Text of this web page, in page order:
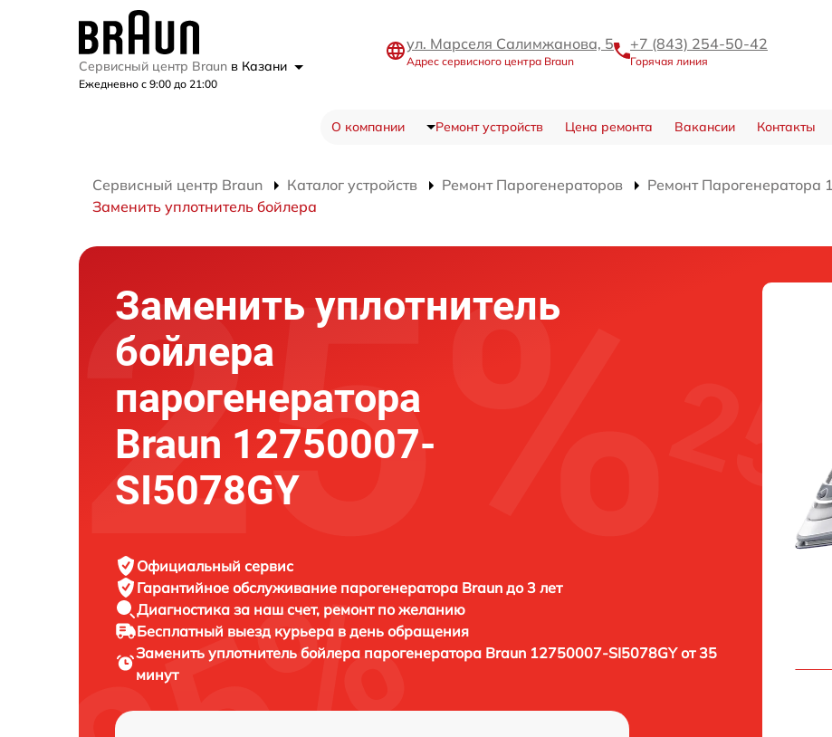
Сервисный центр Braun в Казани
Ежедневно с 9:00 до 21:00
ул. Марселя Салимжанова, 5
Адрес сервисного центра Braun
+7 (843) 254-50-42
Горячая линия
О компании Ремонт устройств Цена ремонта Вакансии Контакты
Сервисный центр Braun Каталог устройств Ремонт Парогенераторов
Ремонт Парогенератора
Заменить уплотнитель бойлера
Заменить уплотнитель
бойлера
парогенератора
Braun 12750007-
SI5078GY
Официальный сервис
Гарантийное обслуживание парогенератора Braun до 3 лет
Диагностика за наш счет, ремонт по желанию
Бесплатный выезд курьера в день обращения
Заменить уплотнитель бойлера парогенератора Braun 12750007-SI5078GY от 35
минут